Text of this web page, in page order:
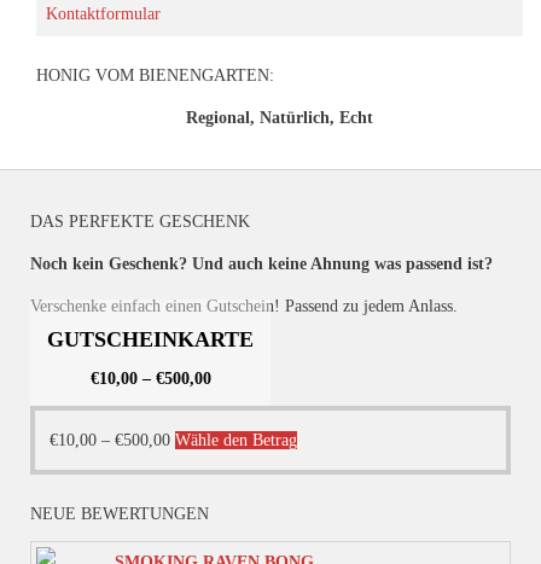
Kontaktformular
HONIG VOM BIENENGARTEN:
Regional, Natürlich, Echt
DAS PERFEKTE GESCHENK
Noch kein Geschenk? Und auch keine Ahnung was passend ist?
Verschenke einfach einen Gutschein! Passend zu jedem Anlass.
GUTSCHEINKARTE
€10,00– €500,00
€10,00 – €500,00 Wähle den BetragDieses
Produkt
Varianten
NEUE BEWERTUNGEN